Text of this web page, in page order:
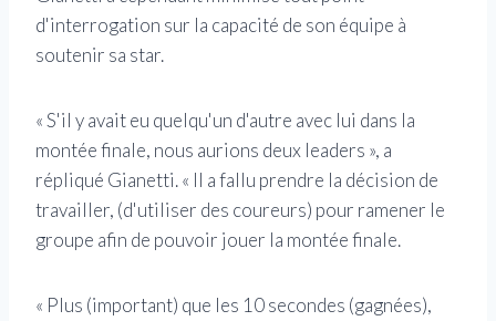
d'interrogation sur la capacité de son équipe à
soutenir sa star.
« S'il y avait eu quelqu'un d'autre avec lui dans la
montée finale, nous aurions deux leaders », a
répliqué Gianetti. « Il a fallu prendre la décision de
travailler, (d'utiliser des coureurs) pour ramener le
groupe afin de pouvoir jouer la montée finale.
« Plus (important) que les 10 secondes (gagnées),